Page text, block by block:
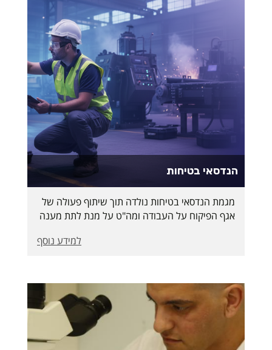
הנדסאי בטיחות
מגמת הנדסאי בטיחות נולדה תוך שיתוף פעולה של
אגף הפיקוח על העבודה ומה"ט על מנת לתת מענה
את אנשי הבטיחות בארגונים שיהיו אנשי מקצוע
למידע נוסף